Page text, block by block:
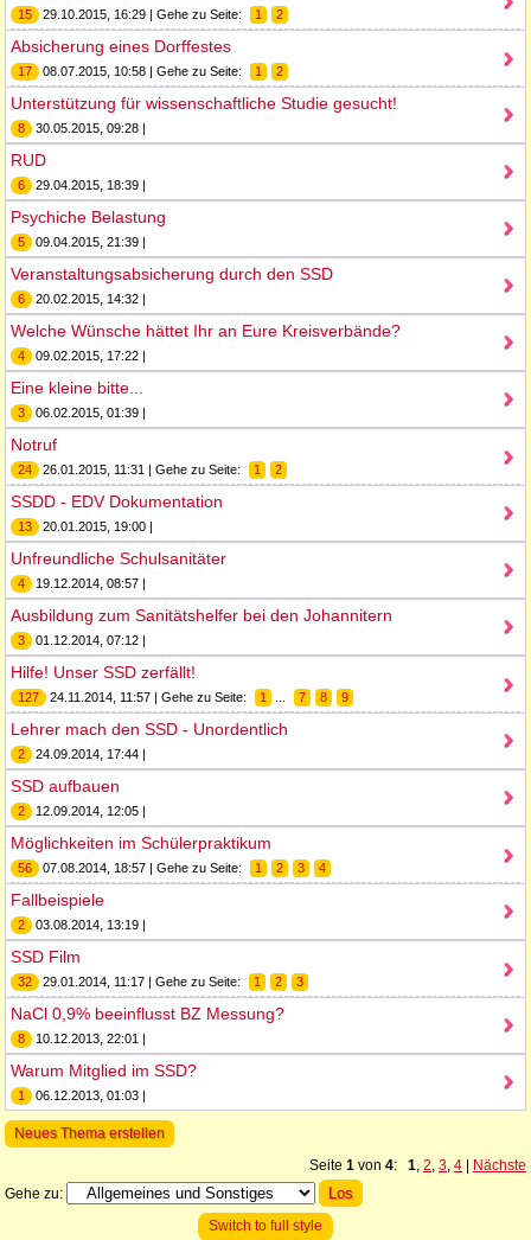
15 29.10.2015, 16:29 | Gehe zu Seite: 1 2
Absicherung eines Dorffestes
17 08.07.2015, 10:58 | Gehe zu Seite: 1 2
Unterstützung für wissenschaftliche Studie gesucht!
8 30.05.2015, 09:28 |
RUD
6 29.04.2015, 18:39 |
Psychiche Belastung
5 09.04.2015, 21:39 |
Veranstaltungsabsicherung durch den SSD
6 20.02.2015, 14:32 |
Welche Wünsche hättet Ihr an Eure Kreisverbände?
4 09.02.2015, 17:22 |
Eine kleine bitte...
3 06.02.2015, 01:39 |
Notruf
24 26.01.2015, 11:31 | Gehe zu Seite: 1 2
SSDD - EDV Dokumentation
13 20.01.2015, 19:00 |
Unfreundliche Schulsanitäter
4 19.12.2014, 08:57 |
Ausbildung zum Sanitätshelfer bei den Johannitern
3 01.12.2014, 07:12 |
Hilfe! Unser SSD zerfällt!
127 24.11.2014, 11:57 | Gehe zu Seite: 1 7 8 9
Lehrer mach den SSD - Unordentlich
2 24.09.2014, 17:44 |
SSD aufbauen
2 12.09.2014, 12:05 |
Möglichkeiten im Schülerpraktikum
56 07.08.2014, 18:57 | Gehe zu Seite: 1 2 3 4
Fallbeispiele
2 03.08.2014, 13:19 |
SSD Film
32 29.01.2014, 11:17 | Gehe zu Seite: 1 2 3
NaCl 0,9% beeinflusst BZ Messung?
8 10.12.2013, 22:01 |
Warum Mitglied im SSD?
1 06.12.2013, 01:03 |
Neues Thema erstellen
Seite 1 von 4: 1, 2, 3, 4
Nächste
Gehe zu:
Switch to full style